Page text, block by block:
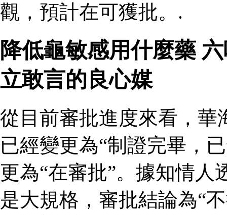
觀，預計在可獲批。.
降低龜敏感用什麼藥
立敢言的良心媒
從目前審批進度來看，華
已經變更為“制證完畢，
更為“在審批”。據知情
是大規格，審批結論為“